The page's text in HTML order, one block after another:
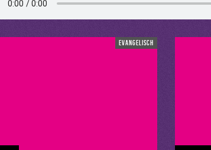
genau das – wenn ich was richtig lang vor mir
evangelisch